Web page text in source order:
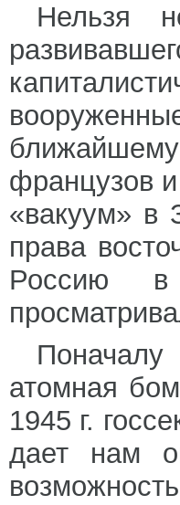
Нельзя
французов
«вакуум» в
права
Россию в
атомная
1945 г.
дает нам